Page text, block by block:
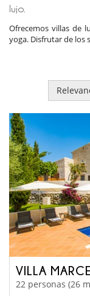
lujo.
Ofrecemos villas de
yoga. Disfrutar de los
VILLA
22 personas (26